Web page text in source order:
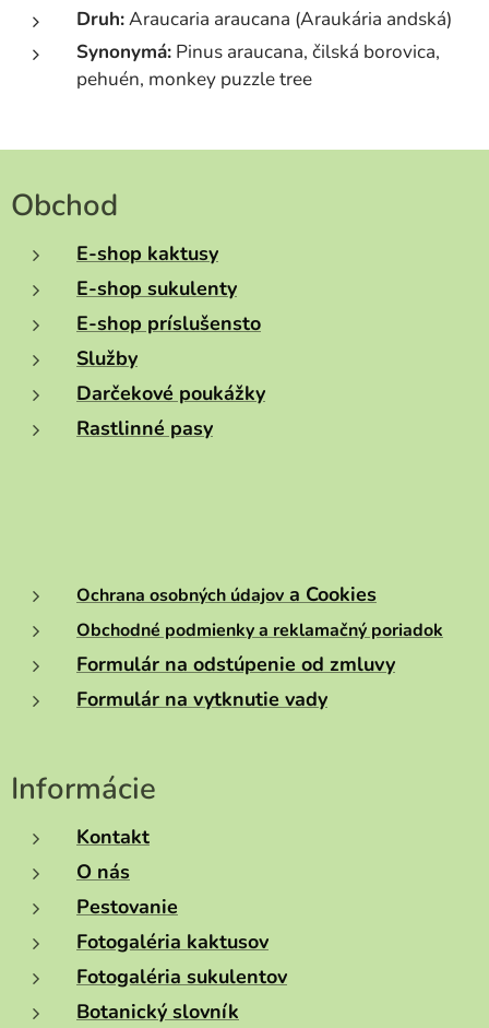
Druh:Araucaria araucana (Araukária andská)
Synonymá: Pinus araucana, čilská borovica,
pehuén, monkey puzzle tree
Obchod
E-shop kaktusy
E-shop sukulenty
E-shop príslušensto
Služby
Darčekové poukážky
Rastlinné pasy
Ochrana osobných údajov a Cookies
Obchodné podmienky a reklamačný poriadok
Formulár na odstúpenie od zmluvy
Formulár na vytknutie vady
Informácie
Kontakt
O nás
Pestovanie
Fotogaléria kaktusov
Fotogaléria sukulentov
Botanický slovník